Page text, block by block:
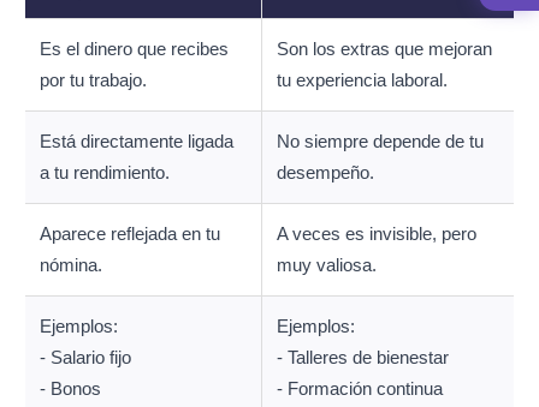
Es el dinero que recibes
por tu trabajo.
Son los extras que mejoran
tu experiencia laboral.
Está directamente ligada
a tu rendimiento.
No siempre depende de tu
desempeño.
Aparece reflejada en tu
nómina.
A veces es invisible, pero
muy valiosa.
Ejemplos:
- Salario fijo
- Bonos
Ejemplos:
- Talleres de bienestar
- Formación continua